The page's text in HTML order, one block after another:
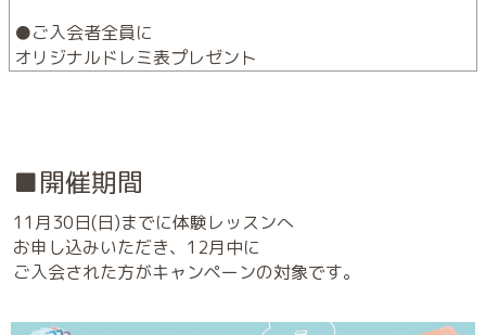
●ご入会者全員に
オリジナルドレミ表プレゼント
■開催期間
11月30日(日)までに体験レッスンへ
お申し込みいただき、12月中に
ご入会された方がキャンペーンの対象です。